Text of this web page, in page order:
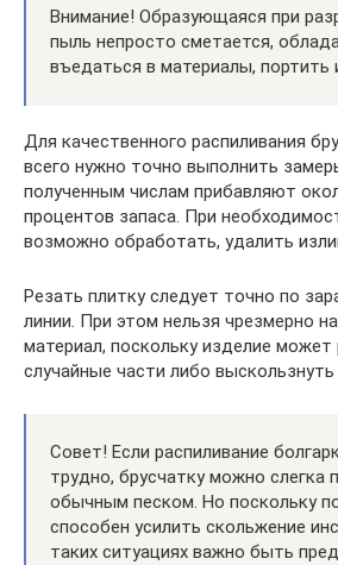
Внимание! Образующаяся при
пыль непросто сметается,
въедаться в материалы, портить
Для качественного распиливания
всего нужно точно выполнить
полученным числам прибавляют
процентов запаса. При
возможно обработать, удалить
Резать плитку следует точно по
линии. При этом нельзя чрезмерно
материал, поскольку изделие может
случайные части либо выскользнуть
Совет! Если распиливание
трудно, брусчатку можно слегка
обычным песком. Но поскольку
способен усилить скольжение
таких ситуациях важно быть